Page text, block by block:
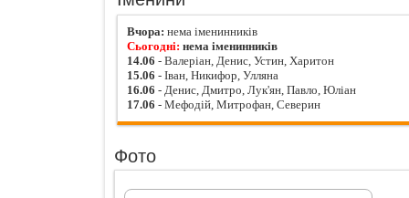
Вчора: нема іменинників
Сьогодні: нема іменинників
14.06 - Валеріан, Денис, Устин, Харитон
15.06 - Іван, Никифор, Улляна
16.06 - Денис, Дмитро, Лук'ян, Павло, Юліан
17.06 - Мефодій, Митрофан, Северин
Фото